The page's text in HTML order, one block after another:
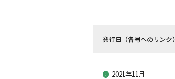
発行日（各号へのリンク）
2021年11月